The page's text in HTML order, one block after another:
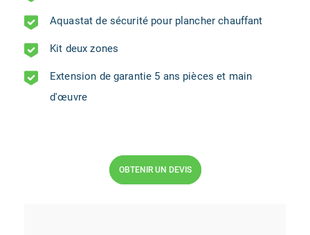
Aquastat de sécurité pour plancher chauffant
Kit deux zones
Extension de garantie 5 ans pièces et main
d'œuvre
OBTENIR UN DEVIS